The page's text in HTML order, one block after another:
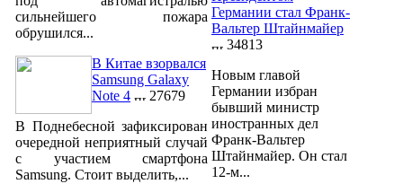
сильнейшего пожара
обрушился...
В Китае взорвался
Samsung Galaxy
Note 4
27679
В Поднебесной зафиксирован
очередной неприятный случай
с участием смартфона
Samsung. Стоит выделить,...
Германии стал Франк-
Вальтер Штайнмайер
34813
Новым главой
Германии избран
бывший министр
иностранных дел
Франк-Вальтер
Штайнмайер. Он стал
12-м...